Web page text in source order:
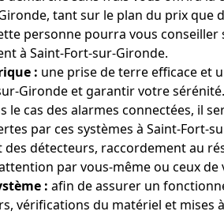
tant sur le plan du prix que
personne pourra vous conseiller
à Saint-Fort-sur-Gironde.
: une prise de terre efficace et
Gironde et garantir votre sérénité.
le cas des alarmes connectées, il
par ces systèmes à Saint-Fort-
des détecteurs, raccordement au
par vous-même ou ceux de
: afin de assurer un
vérifications du matériel et mises